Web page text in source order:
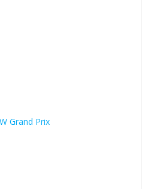
Grand Prix